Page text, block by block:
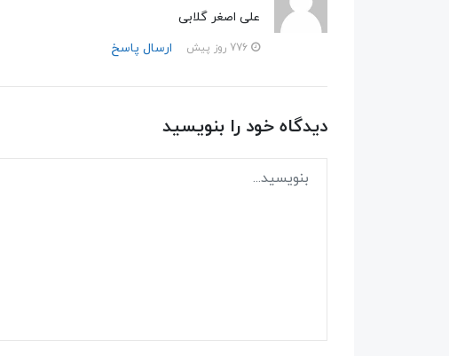
علی اصغر گلابی
ارسال پاسخ
دیدگاه خود را بنویسید